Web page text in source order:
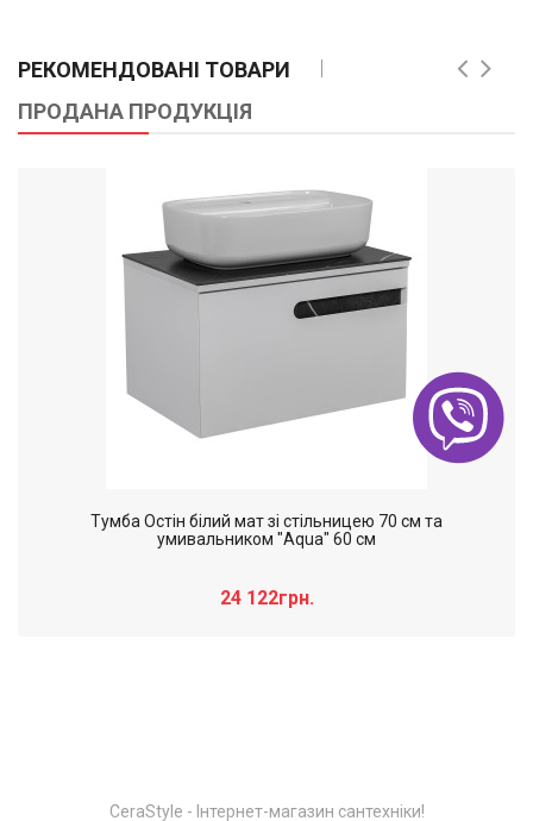
РЕКОМЕНДОВАНІ ТОВАРИ
ПРОДАНА ПРОДУКЦІЯ
Тумба Остiн білий мат зі стільницею 70 см та
умивальником "Aqua" 60 см
24 122грн.
CeraStyle - Інтернет-магазин сантехніки!